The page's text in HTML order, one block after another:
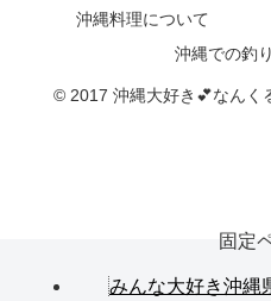
沖縄料理について
沖縄での釣
© 2017 沖縄大好き💕なんく
固定
みんな大好き沖縄